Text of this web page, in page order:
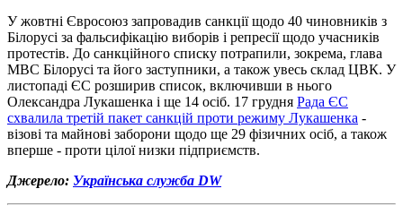
У жовтні Євросоюз запровадив санкції щодо 40 чиновників з
Білорусі за фальсифікацію виборів і репресії щодо учасників
протестів. До санкційного списку потрапили, зокрема, глава
МВС Білорусі та його заступники, а також увесь склад ЦВК. У
листопаді ЄС розширив список, включивши в нього
Олександра Лукашенка і ще 14 осіб. 17 грудня Рада ЄС
схвалила третій пакет санкцій проти режиму Лукашенка -
візові та майнові заборони щодо ще 29 фізичних осіб, а також
вперше - проти цілої низки підприємств.
Джерело: Українська служба DW